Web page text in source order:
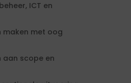
ICT en
maken met oog
aan scope en